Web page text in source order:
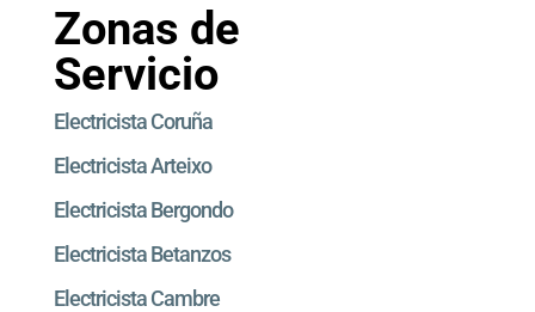
Zonas de
Servicio
Electricista Coruña
Electricista Arteixo
Electricista Bergondo
Electricista Betanzos
Electricista Cambre